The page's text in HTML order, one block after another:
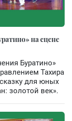
на сцене
Буратино»
Тахира
для юных
золотой век».